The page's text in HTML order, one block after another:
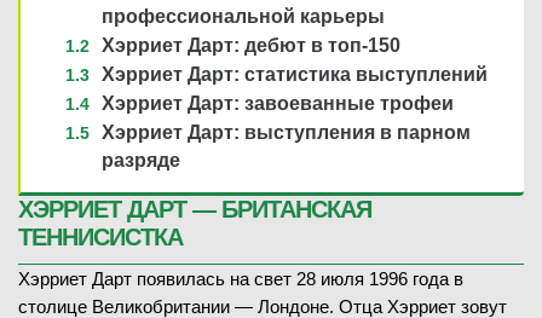
профессиональной карьеры
Хэрриет Дарт: дебют в топ-150
Хэрриет Дарт: статистика выступлений
Хэрриет Дарт: завоеванные трофеи
Хэрриет Дарт: выступления в парном
разряде
ХЭРРИЕТ ДАРТ — БРИТАНСКАЯ
ТЕННИСИСТКА
Хэрриет Дарт появилась на свет 28 июля 1996 года в
столице Великобритании — Лондоне. Отца Хэрриет зовут